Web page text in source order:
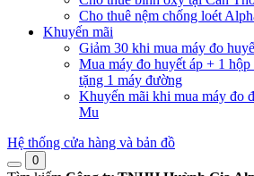
Cho thuê nệm chống loét
Khuyến mãi
Giảm 30 khi mua máy đo
Mua máy đo huyết áp + 1
tặng 1 máy đường
Khuyến mãi khi mua máy đo
Mu
Hệ thống cửa hàng và bản đồ
0